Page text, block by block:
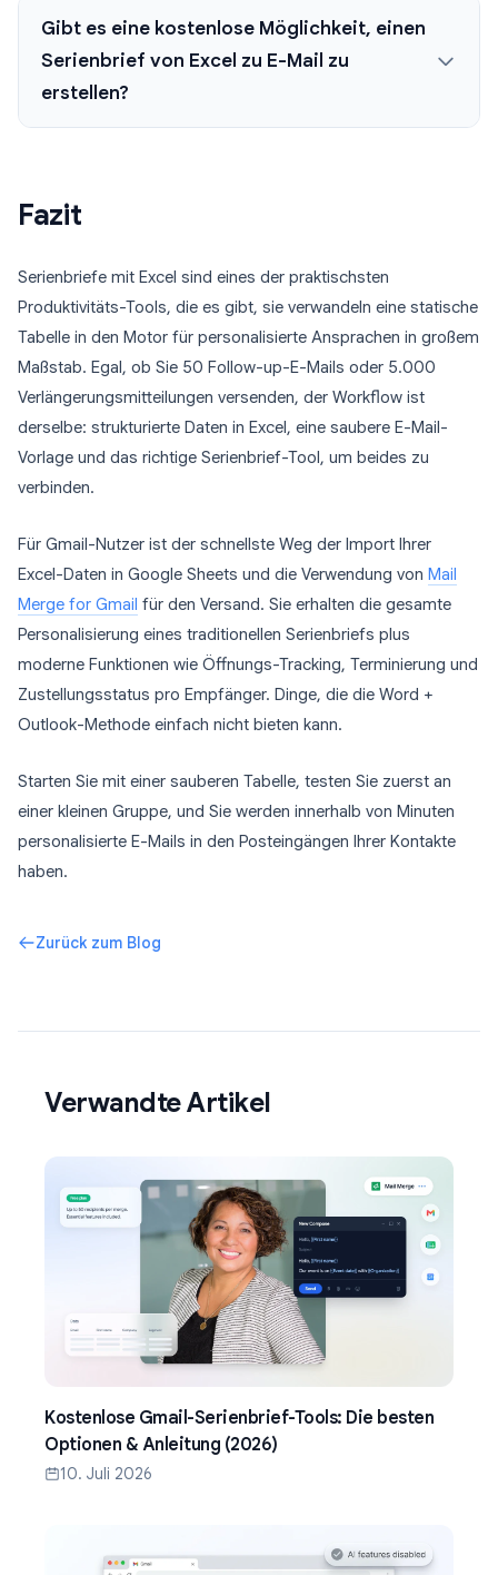
Gibt es eine kostenlose Möglichkeit, einen
Serienbrief von Excel zu E-Mail zu
erstellen?
Fazit
Serienbriefe mit Excel sind eines der praktischsten
Produktivitäts-Tools, die es gibt, sie verwandeln eine statische
Tabelle in den Motor für personalisierte Ansprachen in großem
Maßstab. Egal, ob Sie 50 Follow-up-E-Mails oder 5.000
Verlängerungsmitteilungen versenden, der Workflow ist
derselbe: strukturierte Daten in Excel, eine saubere E-Mail-
Vorlage und das richtige Serienbrief-Tool, um beides zu
verbinden.
Für Gmail-Nutzer ist der schnellste Weg der Import Ihrer
Excel-Daten in Google Sheets und die Verwendung von Mail
Merge for Gmail für den Versand. Sie erhalten die gesamte
Personalisierung eines traditionellen Serienbriefs plus
moderne Funktionen wie Öffnungs-Tracking, Terminierung und
Zustellungsstatus pro Empfänger. Dinge, die die Word +
Outlook-Methode einfach nicht bieten kann.
Starten Sie mit einer sauberen Tabelle, testen Sie zuerst an
einer kleinen Gruppe, und Sie werden innerhalb von Minuten
personalisierte E-Mails in den Posteingängen Ihrer Kontakte
haben.
Zurück zum Blog
Verwandte Artikel
Kostenlose Gmail-Serienbrief-Tools: Die besten
Optionen & Anleitung (2026)
10. Juli 2026